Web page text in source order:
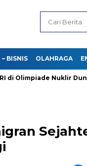
BISNIS OLAHRAGA
Nuklir Dunia